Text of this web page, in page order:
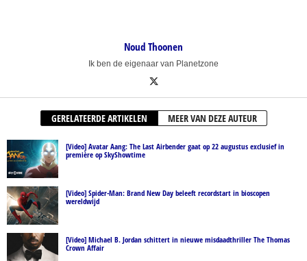
Noud Thoonen
Ik ben de eigenaar van Planetzone
GERELATEERDE ARTIKELEN MEER VAN DEZE AUTEUR
[Video] Avatar Aang: The Last Airbender gaat op 22 augustus exclusief in
première op SkyShowtime
[Video] Spider-Man: Brand New Day beleeft recordstart in bioscopen
wereldwijd
[Video] Michael B. Jordan schittert in nieuwe misdaadthriller The Thomas
Crown Affair